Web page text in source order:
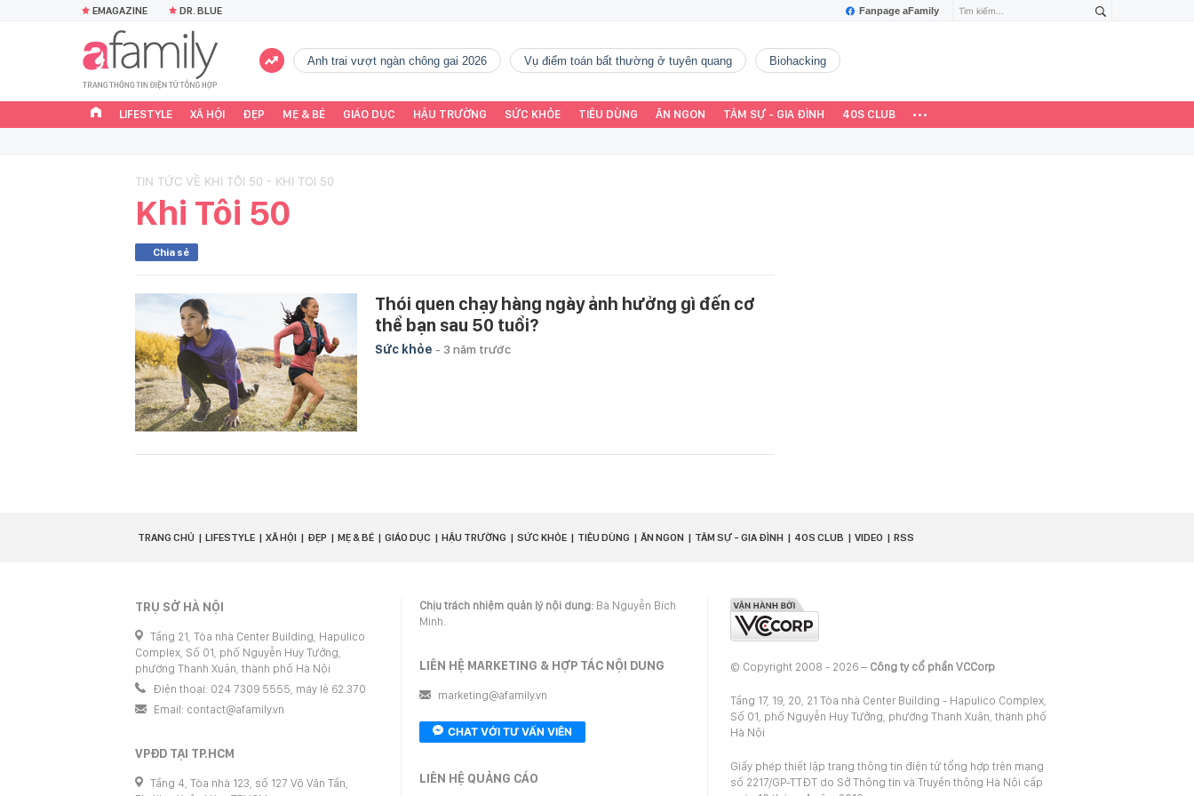
Fanpage aFamily
EMAGAZINE DR. BLUE
Anh trai vượt ngàn chông gai 2026 vụ điểm toán bất thường ở tuyên quang Biohacking
LIFESTYLE XÃ HỘI ĐẸP MẸ & BÉ GIÁO DỤC HẬU TRƯỜNG SỨC KHỎE TIÊU DÙNG ĂN NGON TÂM SỰ - GIA ĐÌNH 40S CLUB
TIN TỨC VỀ KHI TÔI 50 - KHI TOI 50
Khi Tôi 50
Chia sẻ
Thói quen chạy hàng ngày ảnh hưởng gì đến cơ
thể bạn sau 50 tuổi?
Sức khỏe - 3 năm trước
TRANG CHỦ LIFESTYLE XÃ HỘI ĐẸP MẸ & BÉ GIÁO DỤC HẬU TRƯỜNG SỨC KHỎE TIÊU DÙNG ĂN NGON TÂM SỰ - GIA ĐÌNH 40S CLUB VIDEO RSS
TRỤ SỞ HÀ NỘI
Tầng 21, Tòa nhà Center Building, Hapulico
Complex, Số 01, phố Nguyễn Huy Tưởng,
phường Thanh Xuân, thành phố Hà Nội
Điện thoại: 024 7309 5555, máy lẻ 62.370
Email: contact@afamily.vn
VPĐD TẠI TP.HCM
Tầng 4, Tòa nhà 123, số 127 Võ Văn Tần,
Chịu trách nhiệm quản lý nội dung: Bà Nguyễn Bích
Minh.
LIÊN HỆ MARKETING & HỢP TÁC NỘI DUNG
marketing@afamily.vn
CHAT VỚI TƯ VẤN VIÊN
LIÊN HỆ QUẢNG CÁO
© Copyright 2008 - 2026 – Công ty cổ phần VCCorp
Tầng 17, 19, 20, 21 Tòa nhà Center Building - Hapulico Complex,
Số 01, phố Nguyễn Huy Tưởng, phường Thanh Xuân, thành phố
Hà Nội
Giấy phép thiết lập trang thông tin điện tử tổng hợp trên mạng
số 2217/GP-TTĐT do Sở Thông tin và Truyền thông Hà Nội cấp